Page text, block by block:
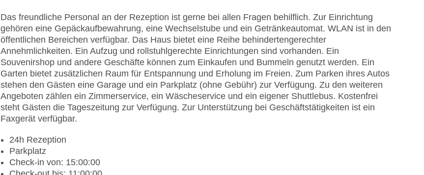
Das freundliche Personal an der Rezeption ist gerne bei allen Fragen behilflich. Zur Einrichtung
gehören eine Gepäckaufbewahrung, eine Wechselstube und ein Getränkeautomat. WLAN ist in den
öffentlichen Bereichen verfügbar. Das Haus bietet eine Reihe behindertengerechter
Annehmlichkeiten. Ein Aufzug und rollstuhlgerechte Einrichtungen sind vorhanden. Ein
Souvenirshop und andere Geschäfte können zum Einkaufen und Bummeln genutzt werden. Ein
Garten bietet zusätzlichen Raum für Entspannung und Erholung im Freien. Zum Parken ihres Autos
stehen den Gästen eine Garage und ein Parkplatz (ohne Gebühr) zur Verfügung. Zu den weiteren
Angeboten zählen ein Zimmerservice, ein Wäscheservice und ein eigener Shuttlebus. Kostenfrei
steht Gästen die Tageszeitung zur Verfügung. Zur Unterstützung bei Geschäftstätigkeiten ist ein
Faxgerät verfügbar.
24h Rezeption
Parkplatz
Check-in von: 15:00:00